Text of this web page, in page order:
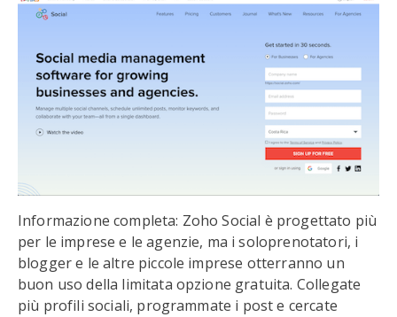
Informazione completa: Zoho Social è progettato più
per le imprese e le agenzie, ma i soloprenotatori, i
blogger e le altre piccole imprese otterranno un
buon uso della limitata opzione gratuita. Collegate
più profili sociali, programmate i post e cercate